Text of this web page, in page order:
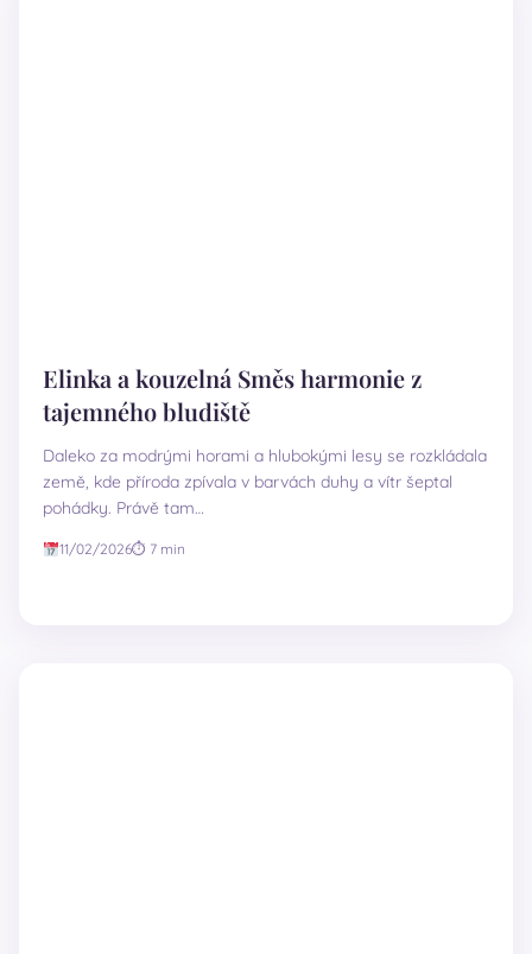
Elinka a kouzelná Směs harmonie z
tajemného bludiště
Daleko za modrými horami a hlubokými lesy se rozkládala
země, kde příroda zpívala v barvách duhy a vítr šeptal
pohádky. Právě tam…
11/02/2026⏱ 7 min